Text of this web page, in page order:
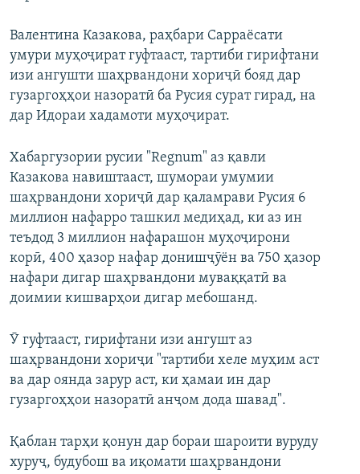
Валентина Казакова, раҳбари Сарраёсати
умури муҳоҷират гуфтааст, тартиби гирифтани
изи ангушти шаҳрвандони хориҷӣ бояд дар
гузаргоҳҳои назоратӣ ба Русия сурат гирад, на
дар Идораи хадамоти муҳоҷират.
Хабаргузории русии "Regnum" аз қавли
Казакова навиштааст, шумораи умумии
шаҳрвандони хориҷӣ дар қаламрави Русия 6
миллион нафарро ташкил медиҳад, ки аз ин
теъдод 3 миллион нафарашон муҳоҷирони
корӣ, 400 ҳазор нафар донишҷӯён ва 750 ҳазор
нафари дигар шаҳрвандони муваққатӣ ва
доимии кишварҳои дигар мебошанд.
Ӯ гуфтааст, гирифтани изи ангушт аз
шаҳрвандони хориҷи "тартиби хеле муҳим аст
ва дар оянда зарур аст, ки ҳамаи ин дар
гузаргоҳҳои назоратӣ анҷом дода шавад".
Қаблан тарҳи қонун дар бораи шароити вуруду
хуруҷ, будубош ва иқомати шаҳрвандони